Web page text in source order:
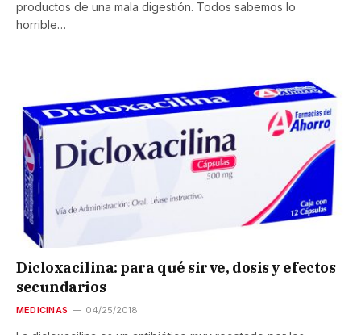
productos de una mala digestión. Todos sabemos lo
horrible…
Dicloxacilina: para qué sirve, dosis y efectos
secundarios
MEDICINAS 04/25/2018